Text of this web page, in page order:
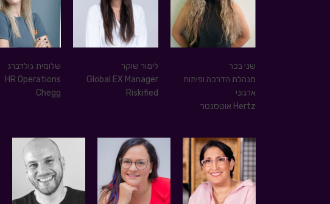
שני בכר
מנהלת הדרכה ופיתוח
ארגוני
Hertz אוטסנטר
לימור שוקר
Global EX Manager
Riskified
שלומית גולדברג
HR Operations
Chegg